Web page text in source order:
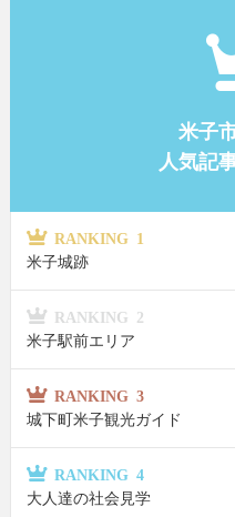
米子
人気記
RANKING 1
米子城跡
RANKING 2
米子駅前エリア
RANKING 3
城下町米子観光ガイド
RANKING 4
大人達の社会見学